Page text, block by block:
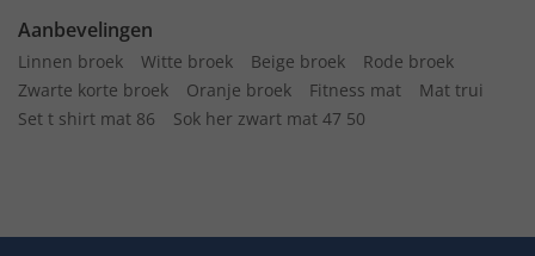
Aanbevelingen
Linnen broek Witte broek Beige broek
Rode broek
Zwarte korte broek
Oranje broek Fitness mat
Mat trui
Set t shirt mat 86
Sok her zwart mat 47 50